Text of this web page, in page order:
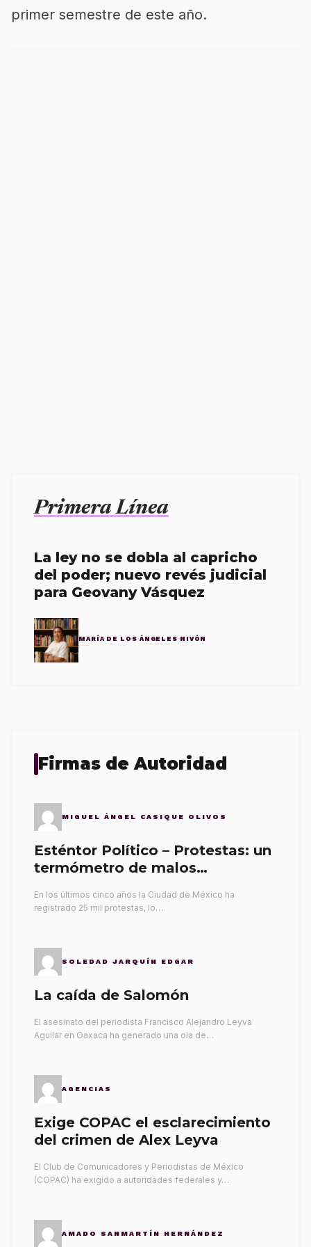
primer semestre de este año.
Primera Línea
La ley no se dobla al capricho
del poder; nuevo revés judicial
para Geovany Vásquez
MARÍA DE LOS ÁNGELES NIVÓN
Firmas de Autoridad
MIGUEL ÁNGEL CASIQUE OLIVOS
Esténtor Político – Protestas: un
termómetro de malos
En los últimos cinco años la Ciudad de México ha
registrado 25 mil protestas, lo…
SOLEDAD JARQUÍN EDGAR
La caída de Salomón
El asesinato del periodista Francisco Alejandro Leyva
Aguilar en Oaxaca ha generado una ola de…
AGENCIAS
Exige COPAC el esclarecimiento
del crimen de Alex Leyva
El Club de Comunicadores y Periodistas de México
(COPAC) ha exigido a autoridades federales y…
AMADO SANMARTÍN HERNÁNDEZ